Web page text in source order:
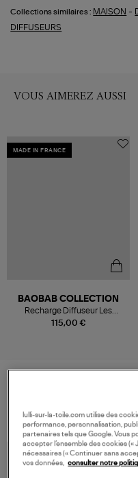
Collections similaires : MAISON -
DIFFUSEURS
VOUS AIMEREZ AUSSI
MADE IN FRANCE
115,00 €
BAOBAB COLLECTION
Recharge Diffuseur Les
Exclusives Platinum, 1L
lulli-sur-la-toile.com utilise des
performance, personnalisation,
partenaires tels que Google. Vous
accepter l’ensemble des cookies
nécessaires (« Continuer sans
vos données, consulter notre